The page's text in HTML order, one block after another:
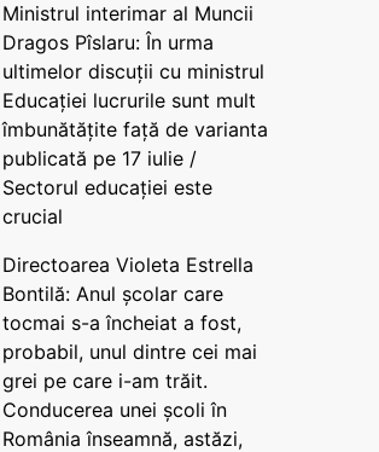
Ministrul interimar al Muncii
Dragos Pîslaru: În urma
ultimelor discuții cu ministrul
Educației lucrurile sunt mult
îmbunătățite față de varianta
publicată pe 17 iulie /
Sectorul educației este
crucial
Directoarea Violeta Estrella
Bontilă: Anul școlar care
tocmai s-a încheiat a fost,
probabil, unul dintre cei mai
grei pe care i-am trăit.
Conducerea unei școli în
România înseamnă, astăzi,